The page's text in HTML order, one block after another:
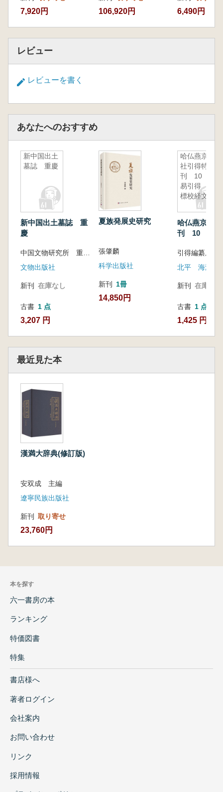
大型辞書です。主見出し語と副見出し語に分か
れ、一語多音の場合は音順で、一語多義の場合
は意味ごとに項目を分け、同義語は同一項目内
に整理され、用例も添えて語の使い方を示して
います。
本辞典は『現代漢語詞典』の漢字音順を参考
に編纂されており、漢字から満文を引き、漢語
7,920円 106,920円 6,490円
レビュー
レビューを書く
あなたへのおすすめ
新中国出土
墓誌 重慶
新中国出土墓誌 重
慶
文物出版社
新刊 在庫なし
古書 1 点
3,207 円
夏族発展史研究
張肇麟
科学出版社
新刊 1冊
14,850円
哈仏燕京学
社引得特
刊 10 周
易引得 附
標校経文
哈仏燕京学
刊 10 周
引得編纂所校
北平 海淀
新刊 在庫なし
古書 1 点
1,425 円
最近見た本
漢満大辞典(修訂版)
安双成 主編
遼寧民族出版社
新刊 取り寄せ
23,760円
本を探す
六一書房の本
ランキング
特価図書
特集
書店様へ
著者ログイン
会社案内
お問い合わせ
リンク
採用情報